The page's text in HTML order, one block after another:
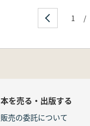
1 /
本を売る・出版する
販売の委託について